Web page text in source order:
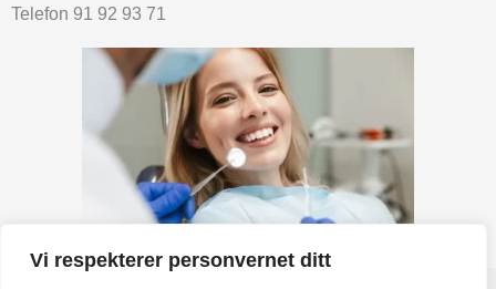
Vi respekterer personvernet ditt
Telefon 91 92 93 71